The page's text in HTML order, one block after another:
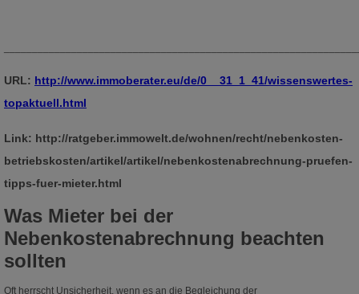
URL: http://www.immoberater.eu/de/0__31_1_41/wissenswertes-
topaktuell.html
Link: http://ratgeber.immowelt.de/wohnen/recht/nebenkosten-
betriebskosten/artikel/artikel/nebenkostenabrechnung-pruefen-
tipps-fuer-mieter.html
Was Mieter bei der
Nebenkostenabrechnung beachten
sollten
Oft herrscht Unsicherheit, wenn es an die Begleichung der